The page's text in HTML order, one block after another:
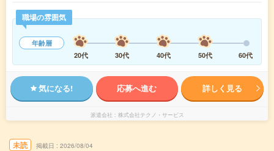
職場の雰囲気
年齢層
20代
30代 40代 50代 60代
気になる! 応募へ進む 詳しく見る
派遣会社 株式会社テクノ・サービス
未読 掲載日 2026/08/04